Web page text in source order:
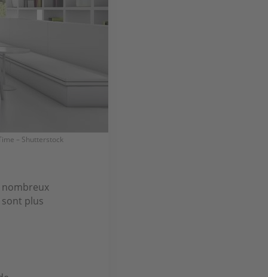
– Shutterstock
nombreux
plus